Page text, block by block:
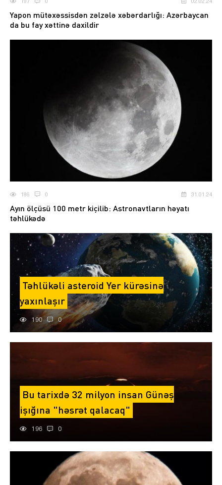
197 0 02.02.24
Yapon mütəxəssisdən zəlzələ xəbərdarlığı: Azərbaycan
da bu fay xəttinə daxildir
186 0 31.01.24
Ayın ölçüsü 100 metr kiçilib: Astronavtların həyatı
təhlükədə
Təhlükəli asteroid Yer kürəsinə
yaxınlaşır
190 0
Bu tarixdə 32 milyon insan Günəş
işığına "həsrət qalacaq"
196 0